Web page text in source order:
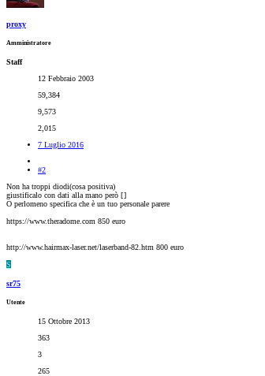
proxy
Amministratore
Staff
12 Febbraio 2003
59,384
9,573
2,015
7 Luglio 2016
#2
Non ha troppi diodi(cosa positiva)
giustificalo con dati alla mano però []
O perlomeno specifica che è un tuo personale parere
https://www.theradome.com 850 euro
http://www.hairmax-laser.net/laserband-82.htm 800 euro
S
sr75
Utente
15 Ottobre 2013
363
3
265